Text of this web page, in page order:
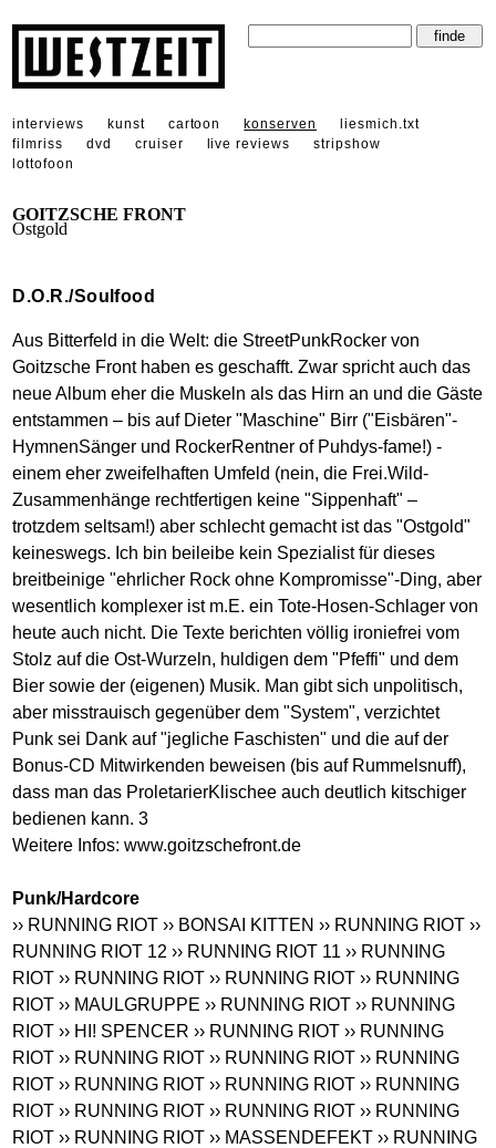
interviews kunst cartoon konserven
liesmich.txt
filmriss
dvd cruiser live reviews
stripshow
lottofoon
GOITZSCHE FRONT
Ostgold
D.O.R./Soulfood
Aus Bitterfeld in die Welt: die StreetPunkRocker von
Goitzsche Front haben es geschafft. Zwar spricht auch das
neue Album eher die Muskeln als das Hirn an und die Gäste
entstammen – bis auf Dieter "Maschine" Birr ("Eisbären"-
HymnenSänger und RockerRentner of Puhdys-fame!) -
einem eher zweifelhaften Umfeld (nein, die Frei.Wild-
Zusammenhänge rechtfertigen keine "Sippenhaft" –
trotzdem seltsam!) aber schlecht gemacht ist das "Ostgold"
keineswegs. Ich bin beileibe kein Spezialist für dieses
breitbeinige "ehrlicher Rock ohne Kompromisse"-Ding, aber
wesentlich komplexer ist m.E. ein Tote-Hosen-Schlager von
heute auch nicht. Die Texte berichten völlig ironiefrei vom
Stolz auf die Ost-Wurzeln, huldigen dem "Pfeffi" und dem
Bier sowie der (eigenen) Musik. Man gibt sich unpolitisch,
aber misstrauisch gegenüber dem "System", verzichtet
Punk sei Dank auf "jegliche Faschisten" und die auf der
Bonus-CD Mitwirkenden beweisen (bis auf Rummelsnuff),
dass man das ProletarierKlischee auch deutlich kitschiger
bedienen kann. 3
Weitere Infos:www.goitzschefront.de
Punk/Hardcore
›› RUNNING RIOT ›› BONSAI KITTEN ›› RUNNING RIOT ››
RUNNING RIOT 12 ›› RUNNING RIOT 11 ›› RUNNING
RIOT ›› RUNNING RIOT ›› RUNNING RIOT ›› RUNNING
RIOT ›› MAULGRUPPE ›› RUNNING RIOT ›› RUNNING
RIOT ›› HI! SPENCER ›› RUNNING RIOT ›› RUNNING
RIOT ›› RUNNING RIOT ›› RUNNING RIOT ›› RUNNING
RIOT ›› RUNNING RIOT ›› RUNNING RIOT ›› RUNNING
RIOT ›› RUNNING RIOT ›› RUNNING RIOT ›› RUNNING
RIOT ›› RUNNING RIOT ›› MASSENDEFEKT ›› RUNNING